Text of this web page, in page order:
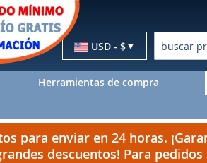
Moneda
USD - $
Buscar
Herramientas de compra
para enviar en 24 horas.
descuentos! Para